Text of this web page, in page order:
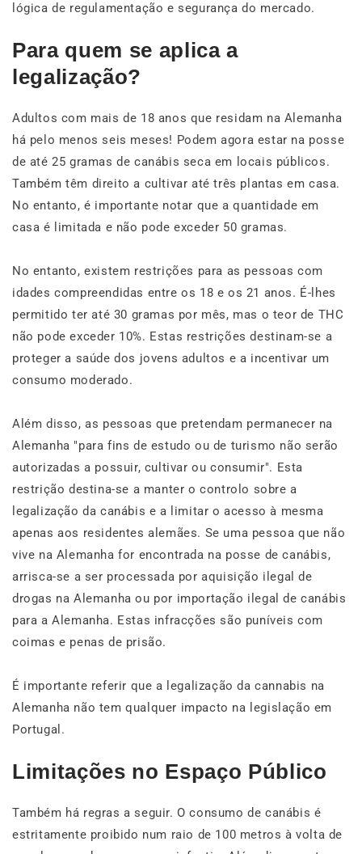
lógica de regulamentação e segurança do mercado.
Para quem se aplica a
legalização?
Adultos com mais de 18 anos que residam na Alemanha
há pelo menos seis meses! Podem agora estar na posse
de até 25 gramas de canábis seca em locais públicos.
Também têm direito a cultivar até três plantas em casa.
No entanto, é importante notar que a quantidade em
casa é limitada e não pode exceder 50 gramas.
No entanto, existem restrições para as pessoas com
idades compreendidas entre os 18 e os 21 anos. É-lhes
permitido ter até 30 gramas por mês, mas o teor de THC
não pode exceder 10%. Estas restrições destinam-se a
proteger a saúde dos jovens adultos e a incentivar um
consumo moderado.
Além disso, as pessoas que pretendam permanecer na
Alemanha "para fins de estudo ou de turismo não serão
autorizadas a possuir, cultivar ou consumir". Esta
restrição destina-se a manter o controlo sobre a
legalização da canábis e a limitar o acesso à mesma
apenas aos residentes alemães. Se uma pessoa que não
vive na Alemanha for encontrada na posse de canábis,
arrisca-se a ser processada por aquisição ilegal de
drogas na Alemanha ou por importação ilegal de canábis
para a Alemanha. Estas infracções são puníveis com
coimas e penas de prisão.
É importante referir que a legalização da cannabis na
Alemanha não tem qualquer impacto na legislação em
Portugal.
Limitações no Espaço Público
Também há regras a seguir. O consumo de canábis é
estritamente proibido num raio de 100 metros à volta de